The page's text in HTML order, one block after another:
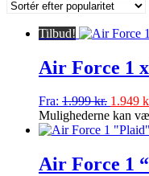
Tilbud!
Air Force 1
Fra: 1.999kr. 1.949
Mulighederne kan
Air Force 1